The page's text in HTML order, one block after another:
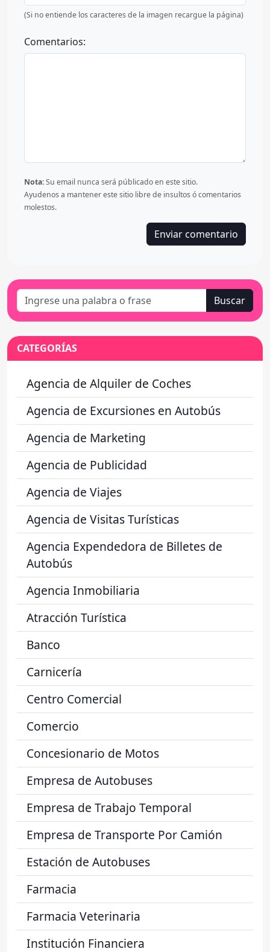
(Si no entiende los caracteres de la imagen recargue la página)
Comentarios:
Nota:Su email nunca será públicado en este sitio.
Ayudenos a mantener este sitio libre de insultos ó comentarios
molestos.
Enviar comentario
Buscar
CATEGORÍAS
Agencia de Alquiler de Coches
Agencia de Excursiones en Autobús
Agencia de Marketing
Agencia de Publicidad
Agencia de Viajes
Agencia de Visitas Turísticas
Agencia Expendedora de Billetes de
Autobús
Agencia Inmobiliaria
Atracción Turística
Banco
Carnicería
Centro Comercial
Comercio
Concesionario de Motos
Empresa de Autobuses
Empresa de Trabajo Temporal
Empresa de Transporte Por Camión
Estación de Autobuses
Farmacia
Farmacia Veterinaria
Institución Financiera